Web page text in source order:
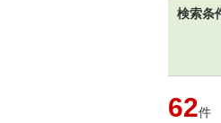
検索条
62件